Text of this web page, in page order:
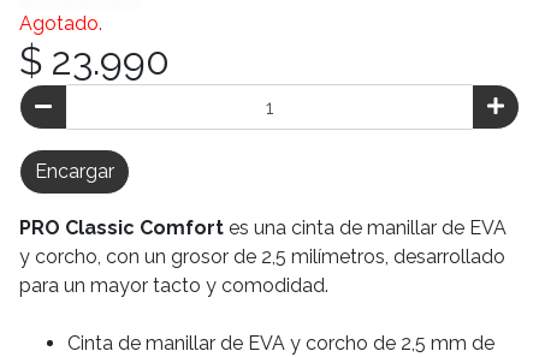
Agotado.
$ 23.990
Encargar
PRO Classic Comfort es una cinta de manillar de EVA
y corcho, con un grosor de 2,5 milímetros, desarrollado
para un mayor tacto y comodidad.
Cinta de manillar de EVA y corcho de 2,5 mm de